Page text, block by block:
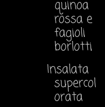
quinoa
rossa e
fagioli
borlotti
Insalata
supercol
orata